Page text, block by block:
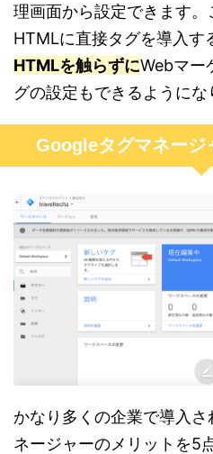
理画面から設定できます
HTMLに直接タグを導入す
HTMLを触らずにWebマー
グの設定もできるようにな
Googleタグマネージ
かなり多くの企業で導入
ネージャーのメリットを5